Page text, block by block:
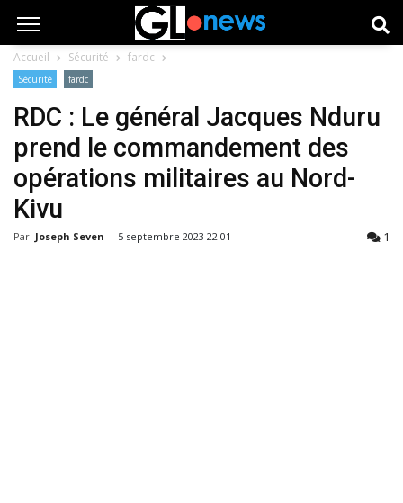
Accueil Sécurité fardc
Sécurité fardc
RDC : Le général Jacques Nduru
prend le commandement des
opérations militaires au Nord-
Kivu
Par Joseph Seven - 5 septembre 2023 22:01 1